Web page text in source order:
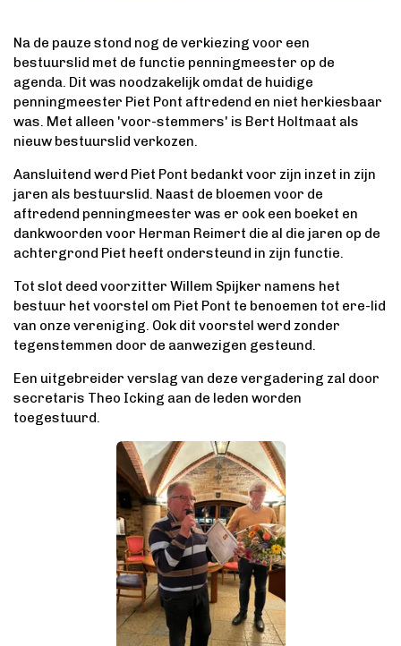
Na de pauze stond nog de verkiezing voor een
bestuurslid met de functie penningmeester op de
agenda. Dit was noodzakelijk omdat de huidige
penningmeester Piet Pont aftredend en niet herkiesbaar
was. Met alleen 'voor-stemmers' is Bert Holtmaat als
nieuw bestuurslid verkozen.
Aansluitend werd Piet Pont bedankt voor zijn inzet in zijn
jaren als bestuurslid. Naast de bloemen voor de
aftredend penningmeester was er ook een boeket en
dankwoorden voor Herman Reimert die al die jaren op de
achtergrond Piet heeft ondersteund in zijn functie.
Tot slot deed voorzitter Willem Spijker namens het
bestuur het voorstel om Piet Pont te benoemen tot ere-lid
van onze vereniging. Ook dit voorstel werd zonder
tegenstemmen door de aanwezigen gesteund.
Een uitgebreider verslag van deze vergadering zal door
secretaris Theo Icking aan de leden worden
toegestuurd.